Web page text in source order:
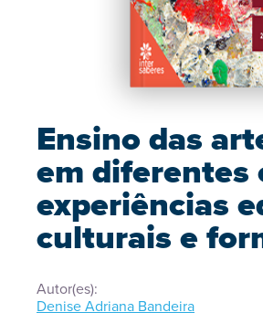
Ensino das
em diferentes
experiências
culturais e
Autor(es):
Denise Adriana Bandeira